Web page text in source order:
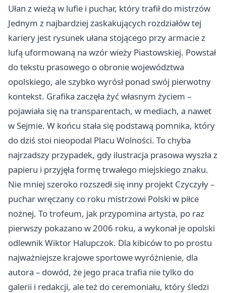
Ułan z wieżą w lufie i puchar, który trafił do mistrzów
Jednym z najbardziej zaskakujących rozdziałów tej
kariery jest rysunek ułana stojącego przy armacie z
lufą uformowaną na wzór wieży Piastowskiej. Powstał
do tekstu prasowego o obronie województwa
opolskiego, ale szybko wyrósł ponad swój pierwotny
kontekst. Grafika zaczęła żyć własnym życiem –
pojawiała się na transparentach, w mediach, a nawet
w Sejmie. W końcu stała się podstawą pomnika, który
do dziś stoi nieopodal Placu Wolności. To chyba
najrzadszy przypadek, gdy ilustracja prasowa wyszła z
papieru i przyjęła formę trwałego miejskiego znaku.
Nie mniej szeroko rozszedł się inny projekt Czyczyły –
puchar wręczany co roku mistrzowi Polski w piłce
nożnej. To trofeum, jak przypomina artysta, po raz
pierwszy pokazano w 2006 roku, a wykonał je opolski
odlewnik Wiktor Halupczok. Dla kibiców to po prostu
najważniejsze krajowe sportowe wyróżnienie, dla
autora – dowód, że jego praca trafia nie tylko do
galerii i redakcji, ale też do ceremoniału, który śledzi